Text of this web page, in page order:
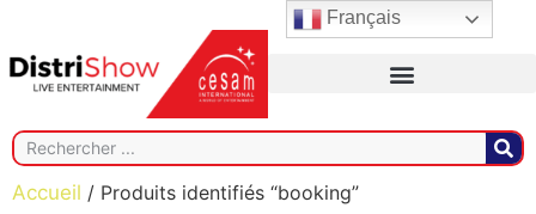
Accueil / Produits identifiés “booking”
Français